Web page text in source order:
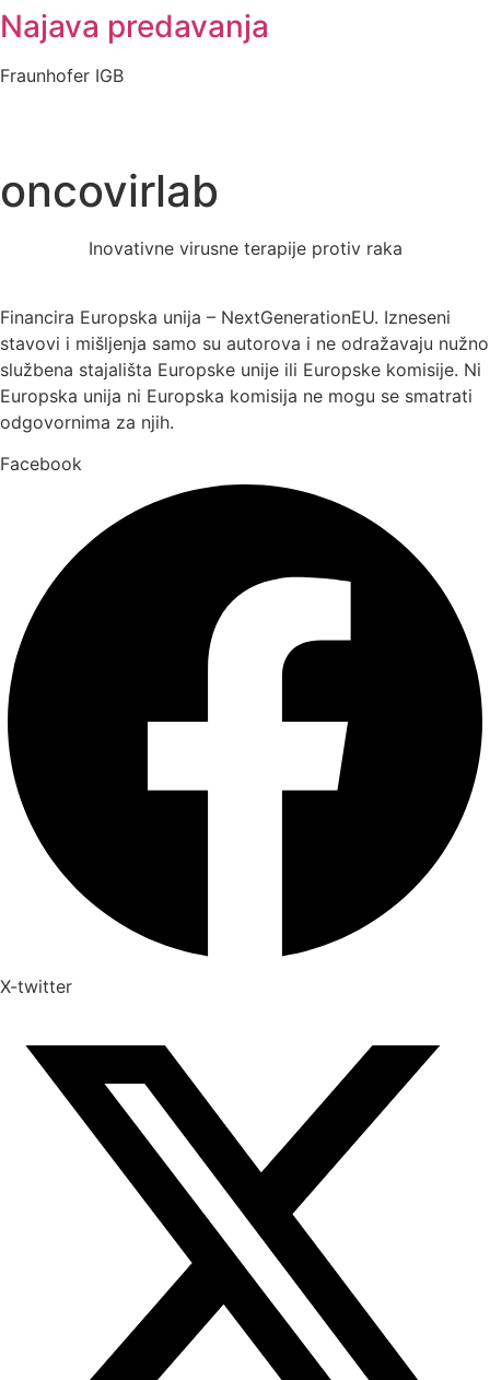
Najava predavanja
Fraunhofer IGB
oncovirlab
Inovativne virusne terapije protiv raka
Financira Europska unija – NextGenerationEU. Izneseni
stavovi i mišljenja samo su autorova i ne odražavaju nužno
službena stajališta Europske unije ili Europske komisije. Ni
Europska unija ni Europska komisija ne mogu se smatrati
odgovornima za njih.
Facebook
X-twitter